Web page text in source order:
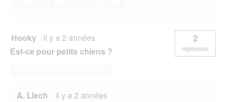
Hooky · il y a 2 années
Est-ce pour petits chiens ?
2
réponses
A. Llech · il y a 2 années